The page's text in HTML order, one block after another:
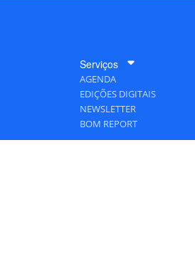
Serviços
AGENDA
EDIÇÕES DIGITAIS
NEWSLETTER
BOM REPORT